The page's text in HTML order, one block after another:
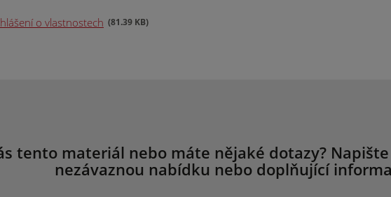
o vlastnostech 81.39 KB
tento materiál nebo máte nějaké dotazy?
nezávaznou nabídku nebo doplňující